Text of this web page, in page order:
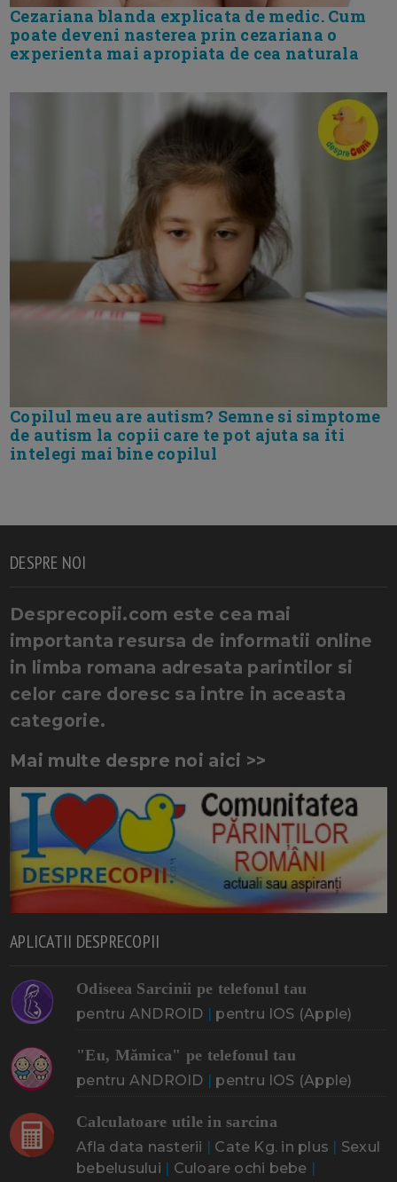
Cezariana blanda explicata de medic. Cum
poate deveni nasterea prin cezariana o
experienta mai apropiata de cea naturala
Copilul meu are autism? Semne si simptome
de autism la copii care te pot ajuta sa iti
intelegi mai bine copilul
DESPRE NOI
Desprecopii.com este cea mai
importanta resursa de informatii online
in limba romana adresata parintilor si
celor care doresc sa intre in aceasta
categorie.
Mai multe despre noi aici >>
APLICATII DESPRECOPII
Odiseea Sarcinii pe telefonul tau
pentru ANDROID | pentru IOS (Apple)
"Eu, Mămica" pe telefonul tau
pentru ANDROID | pentru IOS (Apple)
Calculatoare utile in sarcina
Afla data nasterii | Cate Kg. in plus | Sexul
bebelusului | Culoare ochi bebe |